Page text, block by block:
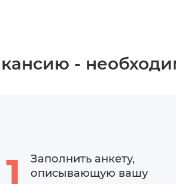
-
1
Заполнить анкету,
описывающую вашу